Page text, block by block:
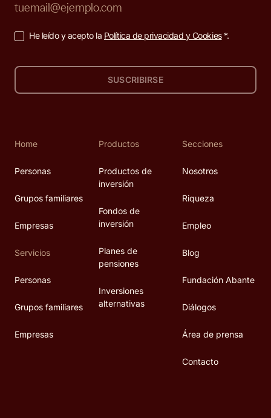
He leído y acepto la Política de privacidad y Cookies*.
SUSCRIBIRSE
Home
Personas
Grupos familiares
Empresas
Servicios
Personas
Grupos familiares
Empresas
Productos
Productos de
inversión
Fondos de
inversión
Planes de
pensiones
Inversiones
alternativas
Secciones
Nosotros
Riqueza
Empleo
Blog
Fundación Abante
Diálogos
Área de prensa
Contacto